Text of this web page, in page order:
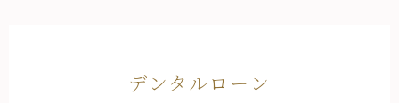
デンタルローン